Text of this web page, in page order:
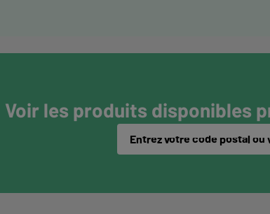
Voir les produits disponibles
Entrez votre code postal ou